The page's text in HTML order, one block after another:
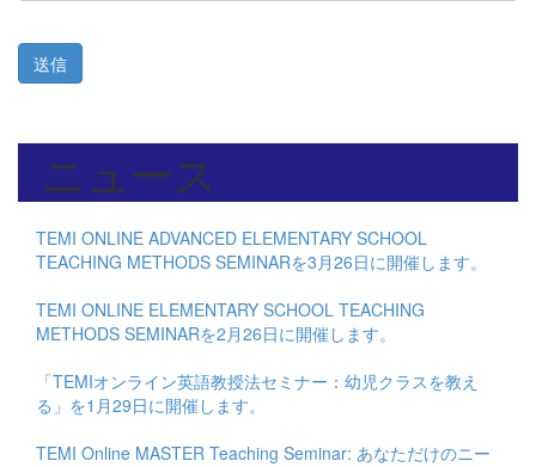
送信
ニュース
TEMI ONLINE ADVANCED ELEMENTARY SCHOOL
TEACHING METHODS SEMINARを3月26日に開催します。
TEMI ONLINE ELEMENTARY SCHOOL TEACHING
METHODS SEMINARを2月26日に開催します。
「TEMIオンライン英語教授法セミナー：幼児クラスを教え
る」を1月29日に開催します。
TEMI Online MASTER Teaching Seminar: あなただけのニー